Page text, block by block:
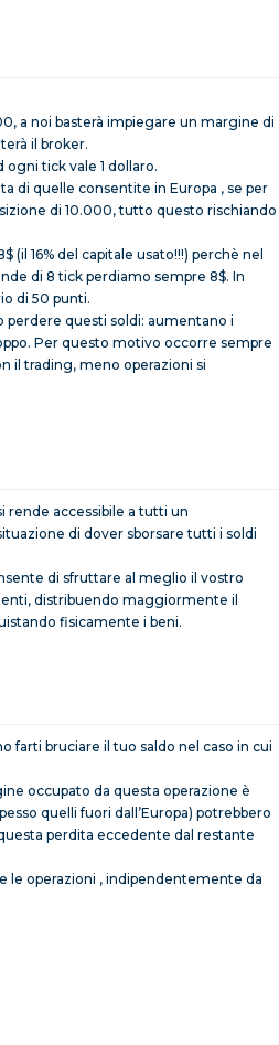
a noi basterà impiegare un margine di
il broker.
tick vale 1 dollaro.
di quelle consentite in Europa , se per
di 10.000, tutto questo rischiando
(il 16% del capitale usato!!!) perchè nel
di 8 tick perdiamo sempre 8$. In
di 50 punti.
perdere questi soldi: aumentano i
Per questo motivo occorre sempre
il trading, meno operazioni si
rende accessibile a tutti un
di dover sborsare tutti i soldi
di sfruttare al meglio il vostro
distribuendo maggiormente il
fisicamente i beni.
farti bruciare il tuo saldo nel caso in cui
occupato da questa operazione è
quelli fuori dall’Europa) potrebbero
perdita eccedente dal restante
le operazioni , indipendentemente da